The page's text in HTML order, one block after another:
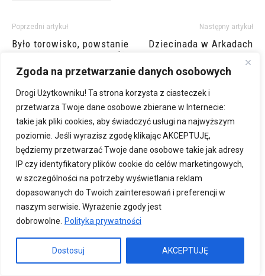
Zgoda na przetwarzanie danych osobowych
Drogi Użytkowniku! Ta strona korzysta z ciasteczek i
przetwarza Twoje dane osobowe zbierane w Internecie:
takie jak pliki cookies, aby świadczyć usługi na najwyższym
poziomie. Jeśli wyrazisz zgodę klikając AKCEPTUJĘ,
będziemy przetwarzać Twoje dane osobowe takie jak adresy
IP czy identyfikatory plików cookie do celów marketingowych,
w szczególności na potrzeby wyświetlania reklam
dopasowanych do Twoich zainteresowań i preferencji w
naszym serwisie. Wyrażenie zgody jest
dobrowolne.
Polityka prywatności
Dostosuj AKCEPTUJĘ
Poprzedni artykuł
Było torowisko, powstanie
Następny artykuł
Dziecinada w Arkadach
Wrocławskich – bezpłatne
spektakle
Kocham Wroclaw
Odkryj Wrocław na nowo
PODOBNE ARTYKUŁY